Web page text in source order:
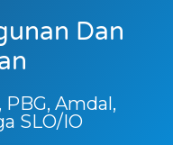
Dan
Amdal,
SLO/IO